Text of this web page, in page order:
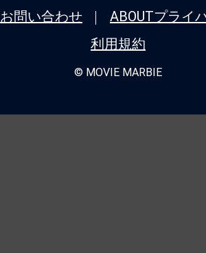
お問い合わせ ABOUTプライ
利用規約
© MOVIE MARBIE